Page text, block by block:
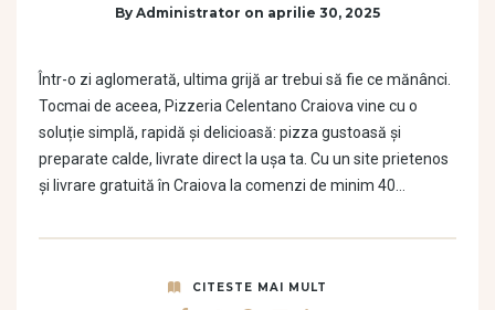
By Administrator on aprilie 30, 2025
Într-o zi aglomerată, ultima grijă ar trebui să fie ce mănânci.
Tocmai de aceea, Pizzeria Celentano Craiova vine cu o
soluție simplă, rapidă și delicioasă: pizza gustoasă și
preparate calde, livrate direct la ușa ta. Cu un site prietenos
și livrare gratuită în Craiova la comenzi de minim 40…
CITESTE MAI MULT